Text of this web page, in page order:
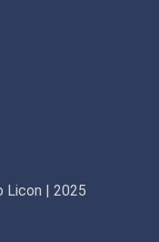
Licon | 2025